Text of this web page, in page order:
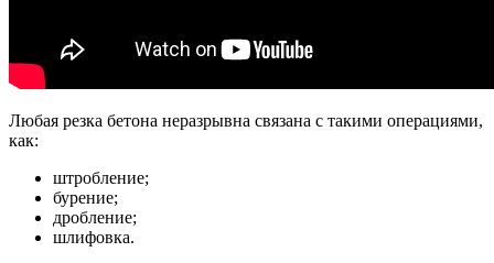
Любая резка бетона неразрывна связана с такими операциями,
как:
штробление;
бурение;
дробление;
шлифовка.